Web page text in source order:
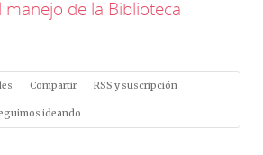
manejo de la Biblioteca
Compartir RSS y suscripción
ideando